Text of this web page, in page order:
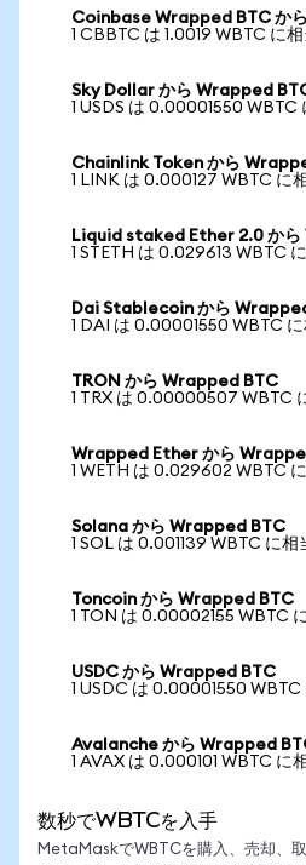
Coinbase Wrapped BTC か
1 CBBTC は 1.0019 WBTC に相
Sky Dollar から Wrapped
1 USDS は 0.00001550 WBTC
Chainlink Token から
1 LINK は 0.000127 WBTC に
Liquid staked Ether 2.0 か
1 STETH は 0.029613 WBTC
Dai Stablecoin から
1 DAI は 0.00001550 WBTC に
TRON から Wrapped BTC
1 TRX は 0.00000507 WBTC
Wrapped Ether から
1 WETH は 0.029602 WBTC
Solana から Wrapped BTC
1 SOL は 0.001139 WBTC に相
Toncoin から Wrapped BTC
1 TON は 0.00002155 WBTC
USDC から Wrapped BTC
1 USDC は 0.00001550 WBTC
Avalanche から Wrapped
1 AVAX は 0.000101 WBTC に
数秒でWBTCを入手
MetaMaskでWBTCを購入、売却、取